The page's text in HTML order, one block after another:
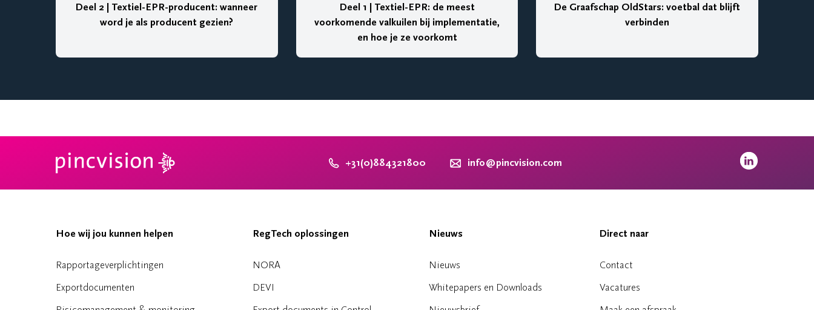
Deel 2 | Textiel-EPR-producent: wanneer
word je als producent gezien?
Deel 1 | Textiel-EPR: de meest
voorkomende valkuilen bij implementatie,
en hoe je ze voorkomt
De Graafschap OldStars: voetbal dat blijft
verbinden
+31(0)884321800 info@pincvision.com
Hoe wij jou kunnen helpen
Rapportageverplichtingen
Exportdocumenten
RegTech oplossingen
NORA
DEVI
Nieuws
Nieuws
Whitepapers en Downloads
Direct naar
Contact
Vacatures